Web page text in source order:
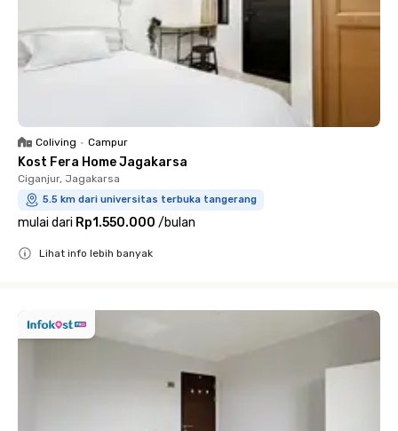
Coliving • Campur
Kost Fera Home Jagakarsa
Ciganjur, Jagakarsa
5.5 km dari universitas terbuka tangerang
mulai dari Rp1.550.000 /bulan
Lihat info lebih banyak